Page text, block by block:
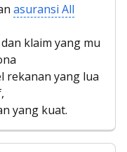
asuransi All
klaim yang mu
rekanan yang lua
yang kuat.